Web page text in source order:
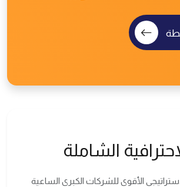
الشاملة
الأقوى للشركات الكبرى الساعية